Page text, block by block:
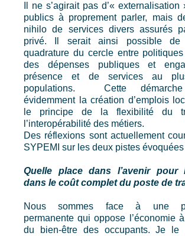
Il ne s’agirait pas d’«
publics à proprement parler, mais
nihilo de services divers assurés
privé. Il serait ainsi possible de
quadrature du cercle entre
des dépenses publiques et
présence et de services au
populations. Cette démarche
évidemment la création d’emplois
le principe de la flexibilité du
l’interopérabilité des métiers.
Des réflexions sont actuellement
SYPEMI sur les deux pistes
Quelle place dans l’avenir pour
dans le coût complet du poste de
Nous sommes face à une
permanente qui oppose l’économie
du bien-être des occupants. Je le